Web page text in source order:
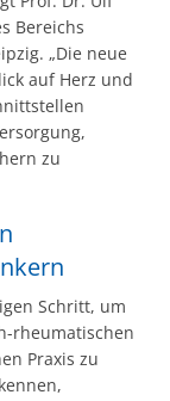
Bereichs
„Die neue
auf Herz und
zu
Schritt, um
rheumatischen
Praxis zu